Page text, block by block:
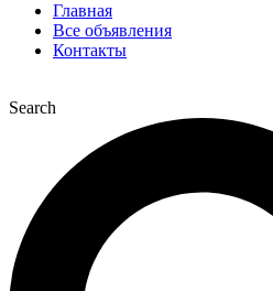
Главная
Все объявления
Контакты
Search